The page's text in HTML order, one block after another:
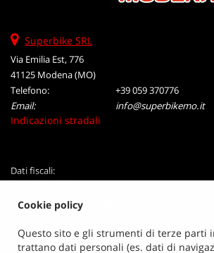
Superbike SRL
Via Emilia Est, 776
41125 Modena (MO)
Telefono:
+39 059 370776
Email:
info@superbikemo.it
Indicazioni stradali
Dati fiscali:
Via Emilia Est, 776, Modena (MO)
Registro delle imprese:MO
N°01363320365
Cookie policy
Questo sito e gli strumenti di terze parti
trattano dati personali (es. dati di